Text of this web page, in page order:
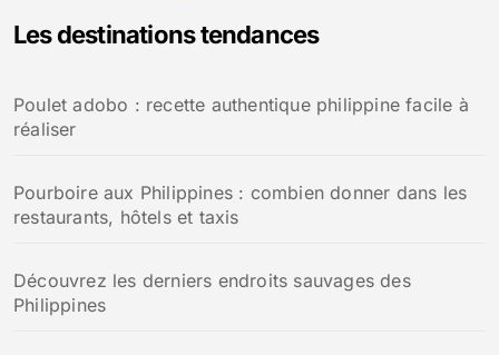
des
Les destinations tendances
Poulet adobo : recette authentique philippine facile à
réaliser
Pourboire aux Philippines : combien donner dans les
restaurants, hôtels et taxis
Découvrez les derniers endroits sauvages des
Philippines